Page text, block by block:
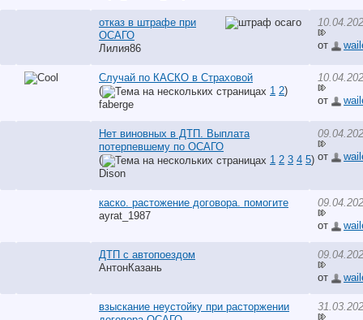
отказ в штрафе при
ОСАГО
Лилия86
от
Случай по КАСКО в Страховой
(
1 2)
faberge
от
Нет виновных в ДТП. Выплата
потерпевшему по ОСАГО
(
1 2 3 4 5)
Dison
от
каско. растожение договора. помогите
ayrat_1987
от
ДТП с автопоездом
АнтонКазань
от
взыскание неустойку при расторжении